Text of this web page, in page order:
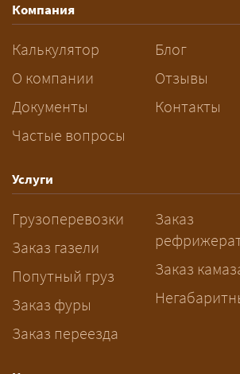
разрешений и
сопровождения.
За сколько дней
перевозку негабарита?
— Заранее: только
рабочих дней.
заблаговременно —
рассчитает маршрут и
подготовку документов.
Компания
Калькулятор
О компании
Документы
Частые вопросы
Блог
Отзывы
Контакты
Услуги
Грузоперевозки
Заказ газели
Попутный груз
Заказ фуры
Заказ переезда
Заказ
Заказ